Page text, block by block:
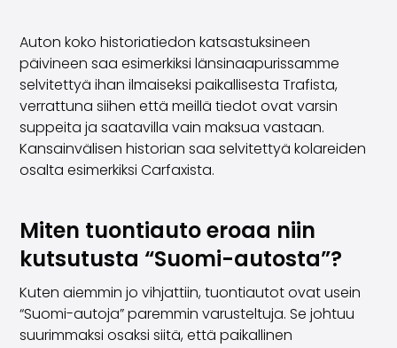
Företag
Saka Finland Oy
Administration
Inköpsteam
Kontakta oss
Rekrytering
Faktureringsinformation
Erfarenheter med Saka
Reklamationer
Auton koko historiatiedon katsastuksineen
päivineen saa esimerkiksi länsinaapurissamme
selvitettyä ihan ilmaiseksi paikallisesta Trafista,
verrattuna siihen että meillä tiedot ovat varsin
suppeita ja saatavilla vain maksua vastaan.
Kansainvälisen historian saa selvitettyä kolareiden
osalta esimerkiksi Carfaxista.
Miten tuontiauto eroaa niin
kutsutusta “Suomi-autosta”?
Kuten aiemmin jo vihjattiin, tuontiautot ovat usein
“Suomi-autoja” paremmin varusteltuja. Se johtuu
suurimmaksi osaksi siitä, että paikallinen